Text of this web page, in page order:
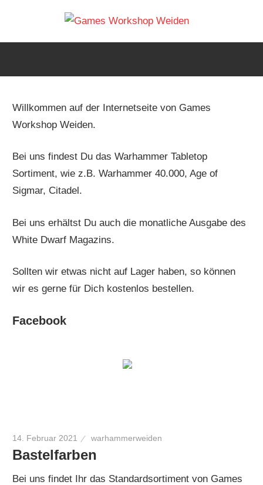
springen
Shop
in
Weiden
Willkommen auf der Internetseite von Games
Workshop Weiden.
Bei uns findest Du das Warhammer Tabletop
Sortiment, wie z.B. Warhammer 40.000, Age of
Sigmar, Citadel.
Bei uns erhältst Du auch die monatliche Ausgabe des
White Dwarf Magazins.
Sollten wir etwas nicht auf Lager haben, so können
wir es gerne für Dich kostenlos bestellen.
Facebook
14. Februar 2021 warhammerweiden
Bastelfarben
Bei uns findet Ihr das Standardsortiment von Games